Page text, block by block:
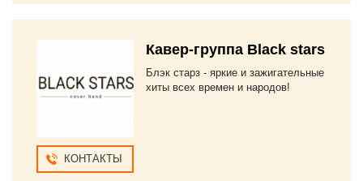
КОНТАКТЫ
Кавер-группа Black stars
Блэк старз - яркие и зажигательные
хиты всех времен и народов!